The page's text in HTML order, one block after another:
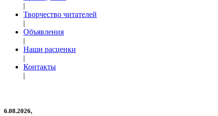
|
Творчество читателей
|
Объявления
|
Наши расценки
|
Контакты
|
6.08.2026,